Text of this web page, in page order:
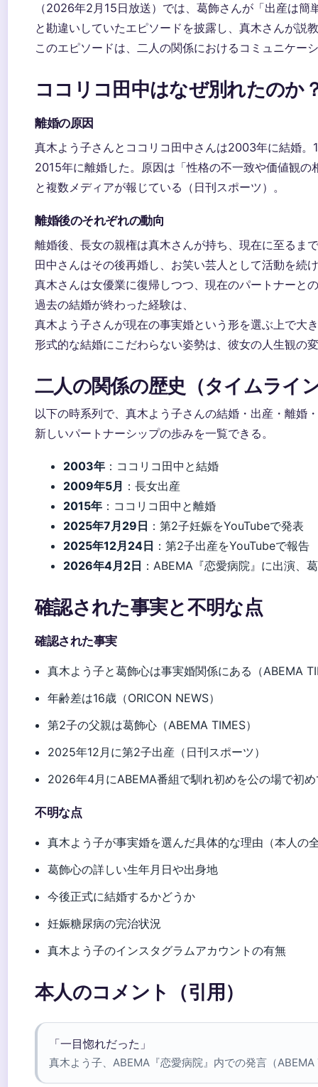
（2026年2月15日放送）では、葛飾さんが「出産は簡
と勘違いしていたエピソードを披露し、真木さんが説
このエピソードは、二人の関係におけるコミュニケー
ココリコ田中はなぜ別れたのか
離婚の原因
真木よう子さんとココリコ田中さんは2003年に結婚。
2015年に離婚した。原因は「性格の不一致や価値観の
と複数メディアが報じている（日刊スポーツ）。
離婚後のそれぞれの動向
離婚後、長女の親権は真木さんが持ち、現在に至るま
田中さんはその後再婚し、お笑い芸人として活動を続
真木さんは女優業に復帰しつつ、現在のパートナーと
過去の結婚が終わった経験は、
真木よう子さんが現在の事実婚という形を選ぶ上で大
形式的な結婚にこだわらない姿勢は、彼女の人生観の
二人の関係の歴史（タイムライ
以下の時系列で、真木よう子さんの結婚・出産・離婚・
新しいパートナーシップの歩みを一覧できる。
2003年 ：ココリコ田中と結婚
2009年5月 ：長女出産
2015年 ：ココリコ田中と離婚
2025年7月29日 ：第2子妊娠をYouTubeで発表
2025年12月24日 ：第2子出産をYouTubeで報告
2026年4月2日 ：ABEMA『恋愛病院』に出演、
確認された事実と不明な点
確認された事実
真木よう子と葛飾心は事実婚関係にある（ABEMA
年齢差は16歳（ORICON NEWS）
第2子の父親は葛飾心（ABEMA TIMES）
2025年12月に第2子出産（日刊スポーツ）
2026年4月にABEMA番組で馴れ初めを公の場で初
不明な点
真木よう子が事実婚を選んだ具体的な理由（本人の
葛飾心の詳しい生年月日や出身地
今後正式に結婚するかどうか
妊娠糖尿病の完治状況
真木よう子のインスタグラムアカウントの有無
本人のコメント（引用）
「一目惚れだった」
真木よう子、ABEMA『恋愛病院』内での発言（ABEMA